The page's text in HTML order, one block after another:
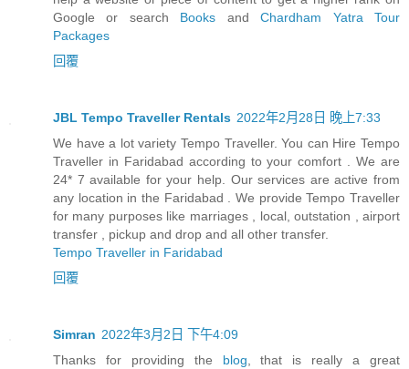
Google or search Books andChardham Yatra Tour
Packages
回覆
JBL Tempo Traveller Rentals 2022年2月28日 晚上7:33
We have a lot variety Tempo Traveller. You can Hire Tempo
Traveller in Faridabad according to your comfort . We are
24* 7 available for your help. Our services are active from
any location in the Faridabad . We provide Tempo Traveller
for many purposes like marriages , local, outstation , airport
transfer , pickup and drop and all other transfer.
Tempo Traveller in Faridabad
回覆
Simran 2022年3月2日 下午4:09
Thanks for providing the blog , that is really a great